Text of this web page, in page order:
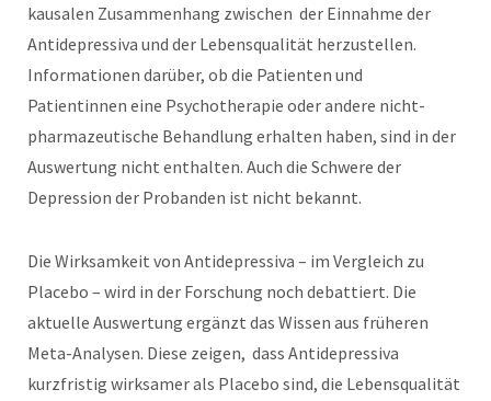
kausalen Zusammenhang zwischen der Einnahme der
Antidepressiva und der Lebensqualität herzustellen.
Informationen darüber, ob die Patienten und
Patientinnen eine Psychotherapie oder andere nicht-
pharmazeutische Behandlung erhalten haben, sind in der
Auswertung nicht enthalten. Auch die Schwere der
Depression der Probanden ist nicht bekannt.
Die Wirksamkeit von Antidepressiva – im Vergleich zu
Placebo – wird in der Forschung noch debattiert. Die
aktuelle Auswertung ergänzt das Wissen aus früheren
Meta-Analysen. Diese zeigen, dass Antidepressiva
kurzfristig wirksamer als Placebo sind, die Lebensqualität